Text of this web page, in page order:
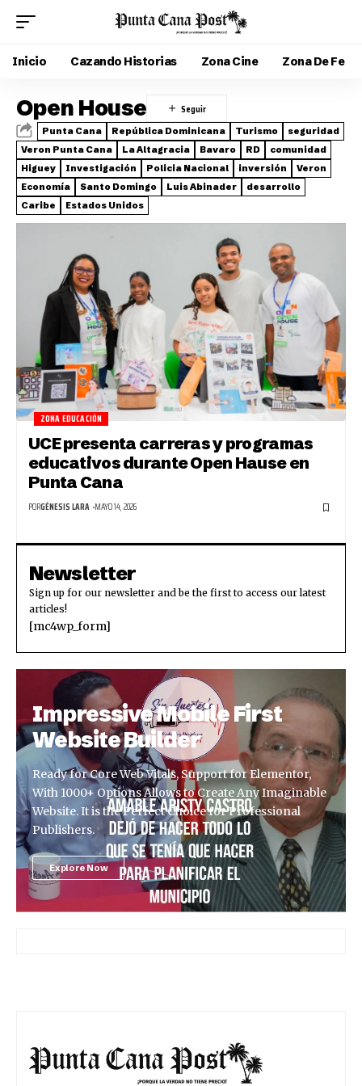
Inicio Cazando Historias Zona Cine Zona De Fe
Open House
Punta Cana República Dominicana Turismo
seguridad
Veron Punta Cana
La Altagracia Bavaro RD
comunidad
Higuey
Investigación Policia Nacional inversión
Veron
Economía
Santo Domingo Luis Abinader
desarrollo
Caribe
Estados Unidos
ZONA EDUCACIÓN
UCE presenta carreras y programas
educativos durante Open Hause en
Punta Cana
PORGÉNESIS LARA MAYO 14, 2026
Newsletter
Sign up for our newsletter and be the first to access our latest
articles!
[mc4wp_form]
Impressive Mobile First
Website Builder
Ready for Core Web Vitals, Support for Elementor,
With 1000+ Options Allows to Create Any Imaginable
Website. It is the Perfect Choice for Professional
Publishers.
Explore Now